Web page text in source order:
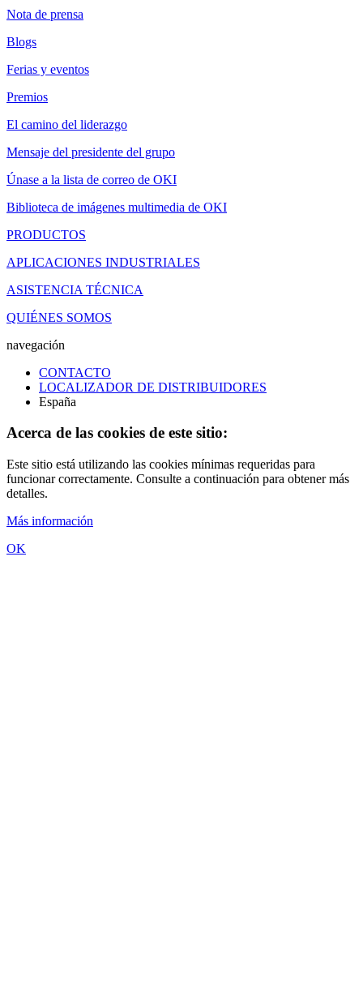
Nota de prensa
Blogs
Ferias y eventos
Premios
El camino del liderazgo
Mensaje del presidente del grupo
Únase a la lista de correo de OKI
Biblioteca de imágenes multimedia de OKI
PRODUCTOS
APLICACIONES INDUSTRIALES
ASISTENCIA TÉCNICA
QUIÉNES SOMOS
navegación
CONTACTO
LOCALIZADOR DE DISTRIBUIDORES
España
Acerca de las cookies de este sitio:
Este sitio está utilizando las cookies mínimas requeridas para
funcionar correctamente. Consulte a continuación para obtener más
detalles.
Más información
OK